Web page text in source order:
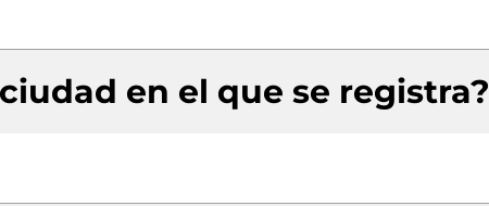
en el que se registra?